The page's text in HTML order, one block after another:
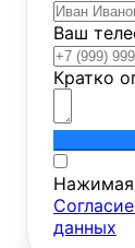
Ваш
Кратко
Нажимая
данных